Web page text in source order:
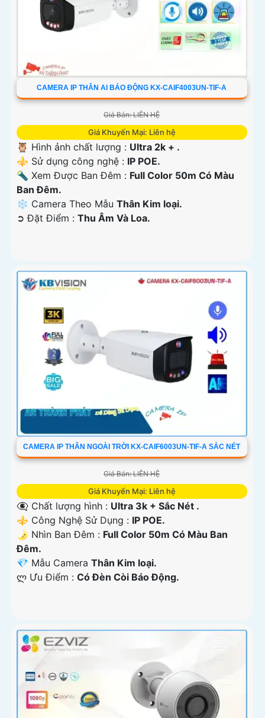
CAMERA IP THÂN AI BÁO ĐỘNG KX-CAIF4003UN-TIF-A
Giá Bán: LIÊN HỆ
Giá Khuyến Mại: Liên hệ
🦉 Hình ảnh chất lượng : Ultra 2k + .
⚜️ Sử dụng công nghệ : IP POE.
🔦 Xem Được Ban Đêm : Full Color 50m Có Màu
Ban Ðêm.
❄ Camera Theo Mẫu Thân Kim loại.
️➲ Đặt Điểm : Thu Âm Và Loa.
CAMERA IP THÂN NGOÀI TRỜI KX-CAIF6003UN-TIF-A SẮC NÉT
Giá Bán: LIÊN HỆ
Giá Khuyến Mại: Liên hệ
👁️‍🗨 Chất lượng hình : Ultra 3k + Sắc Nét .
⚜️ Công Nghệ Sử Dụng : IP POE.
🌛 Nhìn Ban Đêm : Full Color 50m Có Màu Ban
Ðêm.
💎 Mẫu Camera Thân Kim loại.
️ლ Ưu Điểm : Có Ðèn Còi Báo Động.